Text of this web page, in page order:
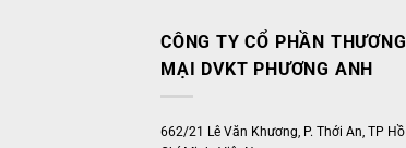
CÔNG TY CỔ PHẦN THƯƠNG
MẠI DVKT PHƯƠNG ANH
662/21 Lê Văn Khương, P. Thới An, TP Hồ